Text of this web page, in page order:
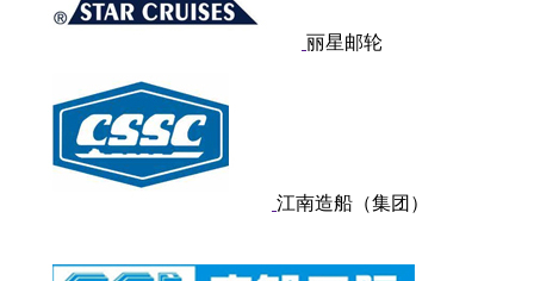
丽星邮轮
江南造船（集团）